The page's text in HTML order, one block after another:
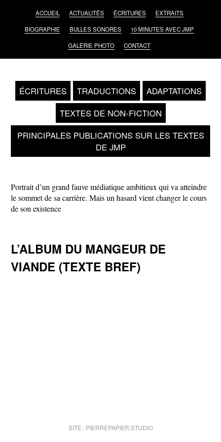
ACCUEIL ACTUALITÉS ÉCRITURES EXTRAITS
BIOGRAPHIE BULLES SONORES 10 MINUTES AVEC JMP
GALERIE PHOTO CONTACT
ÉCRITURES TRADUCTIONS
ADAPTATIONS
TEXTES DE NON-FICTION
PRINCIPALES PUBLICATIONS SUR LES TEXTES
DE JMP
Portrait d’un grand fauve médiatique ambitieux qui va atteindre
le sommet de sa carrière. Mais un hasard vient changer le cours
de son existence
L’ALBUM DU MANGEUR DE
VIANDE (TEXTE BREF)
SITE : PIERREPAPIER.STUDIO